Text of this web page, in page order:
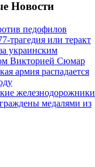
Новости
педофилов
трагедия или теракт
украинским
Викторией Сюмар
армия распадается
железнодорожники
медалями из